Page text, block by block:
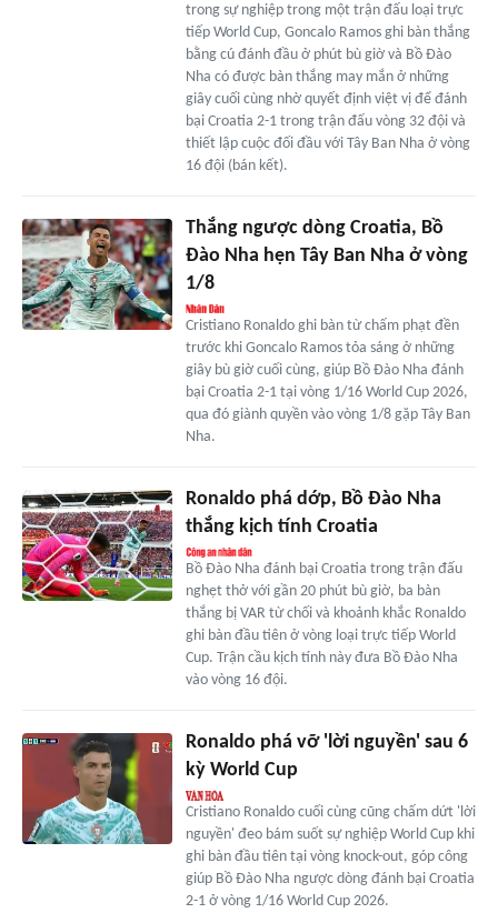
trong sự nghiệp trong một trận đấu loại trực
tiếp World Cup, Goncalo Ramos ghi bàn thắng
bằng cú đánh đầu ở phút bù giờ và Bồ Đào
Nha có được bàn thắng may mắn ở những
giây cuối cùng nhờ quyết định việt vị để đánh
bại Croatia 2-1 trong trận đấu vòng 32 đội và
thiết lập cuộc đối đầu với Tây Ban Nha ở vòng
16 đội (bán kết).
Thắng ngược dòng Croatia, Bồ
Đào Nha hẹn Tây Ban Nha ở vòng
1/8
Cristiano Ronaldo ghi bàn từ chấm phạt đền
trước khi Goncalo Ramos tỏa sáng ở những
giây bù giờ cuối cùng, giúp Bồ Đào Nha đánh
bại Croatia 2-1 tại vòng 1/16 World Cup 2026,
qua đó giành quyền vào vòng 1/8 gặp Tây Ban
Nha.
Ronaldo phá dớp, Bồ Đào Nha
thắng kịch tính Croatia
Bồ Đào Nha đánh bại Croatia trong trận đấu
nghẹt thở với gần 20 phút bù giờ, ba bàn
thắng bị VAR từ chối và khoảnh khắc Ronaldo
ghi bàn đầu tiên ở vòng loại trực tiếp World
Cup. Trận cầu kịch tính này đưa Bồ Đào Nha
vào vòng 16 đội.
Ronaldo phá vỡ 'lời nguyền' sau 6
kỳ World Cup
Cristiano Ronaldo cuối cùng cũng chấm dứt 'lời
nguyền' đeo bám suốt sự nghiệp World Cup khi
ghi bàn đầu tiên tại vòng knock-out, góp công
giúp Bồ Đào Nha ngược dòng đánh bại Croatia
2-1 ở vòng 1/16 World Cup 2026.